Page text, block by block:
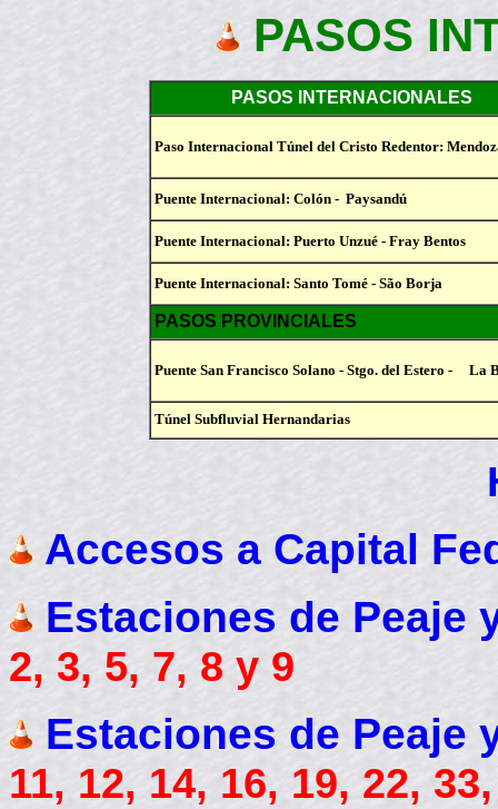
PASOS
PASOS INTERNACIONALES
Paso Internacional Túnel del Cristo Redentor:
Puente Internacional: Colón - Paysandú
Puente Internacional: Puerto Unzué - Fray Bentos
Puente Internacional: Santo Tomé - São Borja
PASOS PROVINCIALES
Puente San Francisco Solano - Stgo. del Estero - La
Túnel Subfluvial Hernandarias
Accesos a Capital
Estaciones de Peaje
2, 3, 5, 7, 8 y 9
Estaciones de Peaje
11, 12, 14, 16, 19, 22,